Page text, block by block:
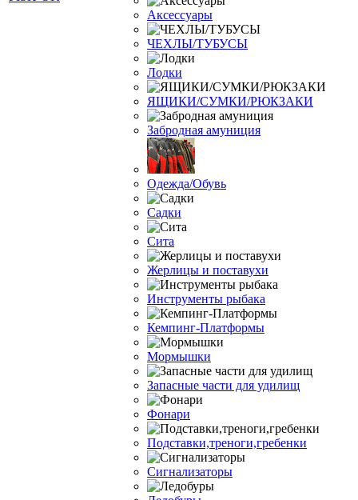
Аксессуары
ЧЕХЛЫ/ТУБУСЫ
Лодки
ЯЩИКИ/СУМКИ/РЮКЗАКИ
Забродная амуниция
Одежда/Обувь
Садки
Сита
Жерлицы и поставухи
Инструменты рыбака
Кемпинг-Платформы
Мормышки
Запасные части для удилищ
Фонари
Подставки,треноги,гребенки
Сигнализаторы